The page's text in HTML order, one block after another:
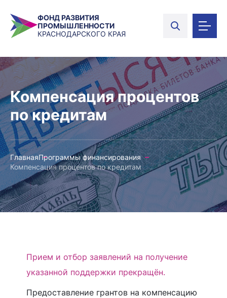
ФОНД РАЗВИТИЯ
ПРОМЫШЛЕННОСТИ
КРАСНОДАРСКОГО КРАЯ
Компенсация процентов
по кредитам
ГлавнаяПрограммы финансирования
Компенсация процентов по кредитам
Прием и отбор заявлений на получение
указанной поддержки прекращён.
Предоставление грантов на компенсацию